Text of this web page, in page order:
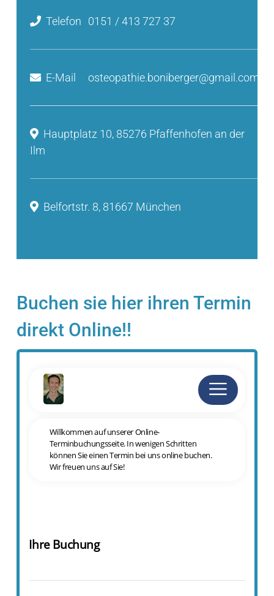
Telefon 0151 / 413 727 37
E-Mail osteopathie.boniberger@gmail.com
Hauptplatz 10, 85276 Pfaffenhofen an der
Ilm
Belfortstr. 8, 81667 München
Buchen sie hier ihren Termin
direkt Online!!